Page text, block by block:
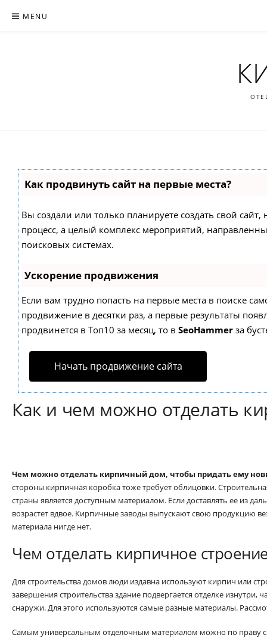
MENU
Как продвинуть сайт на первые места?
Вы создали или только планируете создать свой
процесс, а целый комплекс мероприятий,
поисковых системах.
Ускорение продвижения
Если вам трудно попасть на первые места в поиске
продвижение в десятки раз, а первые результаты
продвинется в Топ10 за месяц, то в SeoHammer за
Начать продвижение сайта
Как и чем можно отделать
Чем можно отделать кирпичный дом, чтобы придать ему
стороны кирпичная коробка тоже требует облицовки.
страны является доступным материалом. Если доставлять ее из
возрастет вдвое. Кирпичные заводы выпускают свою продукцию
материала нигде нет.
Чем отделать кирпичное
Для строительства домов люди издавна используют кирпич или
завершения строительства здание подвергается отделке изнутри,
снаружи. Для этого используются самые разные материалы.
Самым универсальным отделочным материалом можно по праву